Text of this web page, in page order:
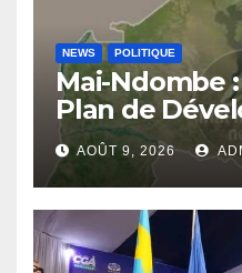
NEWS POLITIQUE
Mai-Ndombe
Plan de
Provincial (
important ?
AOÛT 9, 2026